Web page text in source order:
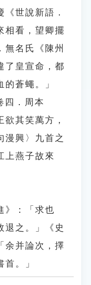
世說新語．
相看，望卿擺
無名氏《陳州
了皇宣命，都
蒼蠅。」
四．周本
其笑萬方，
漫興〉九首之
上燕子故來
》：「求也
退之。」《史
余并論次，擇
。」